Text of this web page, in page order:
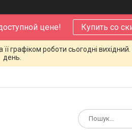
цене! Купить со
графіком роботи сьогодні
день.